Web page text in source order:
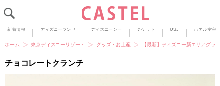
新着情報 ディズニーランド ディズニーシー チケット USJ ホテル空室
ホーム 東京ディズニーリゾート グッズ・お土産 【最新】ディズニー新エリアグッ
チョコレートクランチ